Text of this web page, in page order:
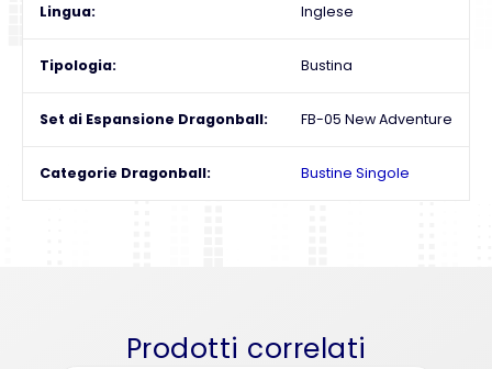
Lingua Inglese
Tipologia Bustina
Set di Espansione Dragonball FB-05 New Adventure
Categorie Dragonball Bustine Singole
Prodotti correlati